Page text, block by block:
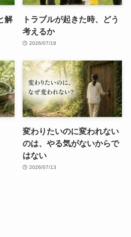
解
トラブルが起きた時、どう
考えるか
2026/07/18
変わりたいのに変われない
のは、やる気がないからで
はない
2026/07/13